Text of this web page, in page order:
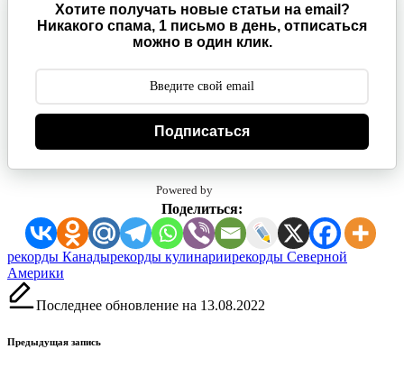
Хотите получать новые статьи на email?
Никакого спама, 1 письмо в день, отписаться
можно в один клик.
Подписаться
Powered by
Поделиться:
Метки:
рекорды Канадырекорды кулинариирекорды Северной
Америки
Последнее обновление на 13.08.2022
Навигация
Предыдущая запись